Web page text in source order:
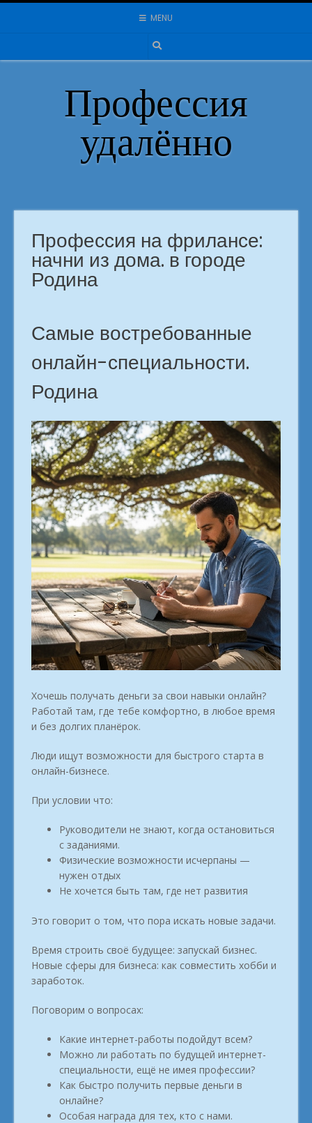
Skip
MENU
Профессия
удалённо
Профессия на фрилансе:
начни из дома. в городе
Родина
Самые востребованные
онлайн-специальности.
Родина
Хочешь получать деньги за свои навыки онлайн?
Работай там, где тебе комфортно, в любое время
и без долгих планёрок.
Люди ищут возможности для быстрого старта в
онлайн-бизнесе.
При условии что:
Руководители не знают, когда остановиться
с заданиями.
Физические возможности исчерпаны —
нужен отдых
Не хочется быть там, где нет развития
Это говорит о том, что пора искать новые задачи.
Время строить своё будущее: запускай бизнес.
Новые сферы для бизнеса: как совместить хобби и
заработок.
Поговорим о вопросах:
Какие интернет-работы подойдут всем?
Можно ли работать по будущей интернет-
специальности, ещё не имея профессии?
Как быстро получить первые деньги в
онлайне?
Особая награда для тех, кто с нами.